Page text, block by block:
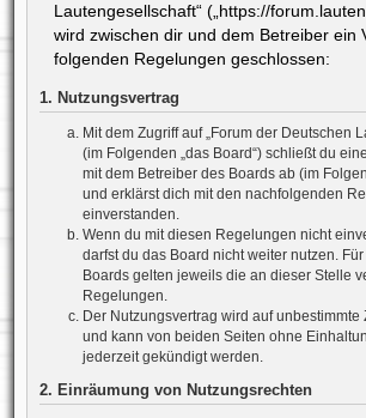
Lautengesellschaft“ („https://
wird zwischen dir und dem Betreiber ein
folgenden Regelungen geschlossen:
1. Nutzungsvertrag
Mit dem Zugriff auf „Forum der Deutschen
(im Folgenden „das Board“) schließt du
mit dem Betreiber des Boards ab (im
und erklärst dich mit den nachfolgenden
einverstanden.
Wenn du mit diesen Regelungen nicht
darfst du das Board nicht weiter nutzen.
Boards gelten jeweils die an dieser Stelle
Regelungen.
Der Nutzungsvertrag wird auf unbestimmte
und kann von beiden Seiten ohne
jederzeit gekündigt werden.
2. Einräumung von Nutzungsrechten